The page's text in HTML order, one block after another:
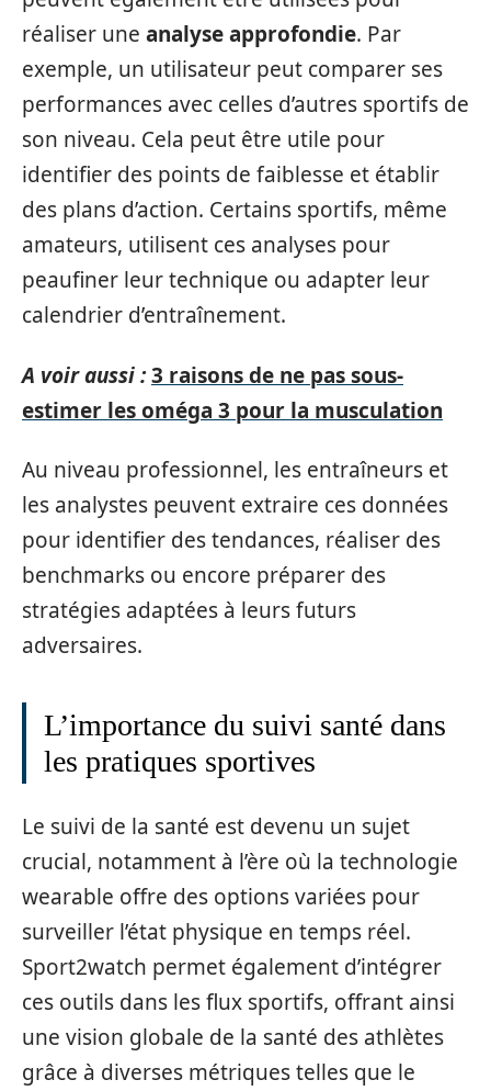
réaliser une analyse approfondie. Par
exemple, un utilisateur peut comparer ses
performances avec celles d’autres sportifs de
son niveau. Cela peut être utile pour
identifier des points de faiblesse et établir
des plans d’action. Certains sportifs, même
amateurs, utilisent ces analyses pour
peaufiner leur technique ou adapter leur
calendrier d’entraînement.
A voir aussi :3 raisons de ne pas sous-
estimer les oméga 3 pour la musculation
Au niveau professionnel, les entraîneurs et
les analystes peuvent extraire ces données
pour identifier des tendances, réaliser des
benchmarks ou encore préparer des
stratégies adaptées à leurs futurs
adversaires.
L’importance du suivi santé dans
les pratiques sportives
Le suivi de la santé est devenu un sujet
crucial, notamment à l’ère où la technologie
wearable offre des options variées pour
surveiller l’état physique en temps réel.
Sport2watch permet également d’intégrer
ces outils dans les flux sportifs, offrant ainsi
une vision globale de la santé des athlètes
grâce à diverses métriques telles que le